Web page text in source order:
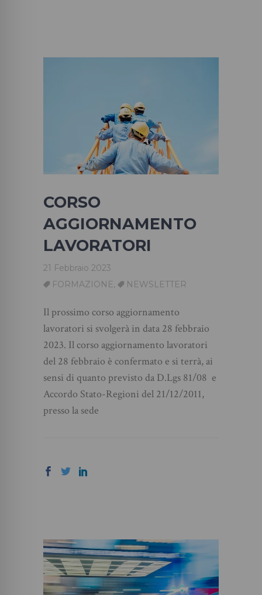
CORSO
AGGIORNAMENTO
LAVORATORI
21 Febbraio 2023
FORMAZIONE, NEWSLETTER
Il prossimo corso aggiornamento
lavoratori si svolgerà in data 28 febbraio
2023. Il corso aggiornamento lavoratori
del 28 febbraio è confermato e si terrà, ai
sensi di quanto previsto da D.Lgs 81/08 e
Accordo Stato-Regioni del 21/12/2011,
presso la sede